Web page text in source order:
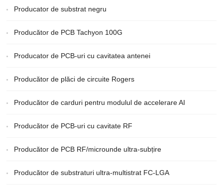
Producator de substrat negru
Producător de PCB Tachyon 100G
Producator de PCB-uri cu cavitatea antenei
Producător de plăci de circuite Rogers
Producător de carduri pentru modulul de accelerare AI
Producător de PCB-uri cu cavitate RF
Producător de PCB RF/microunde ultra-subțire
Producător de substraturi ultra-multistrat FC-LGA